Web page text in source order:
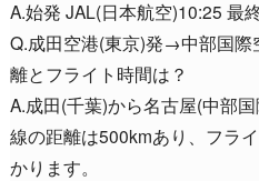
A.始発 JAL(日本航空)10:25 最
Q.成田空港(東京)発→中部国際
離とフライト時間は？
A.成田(千葉)から名古屋(中部
線の距離は500kmあり、フラ
かります。